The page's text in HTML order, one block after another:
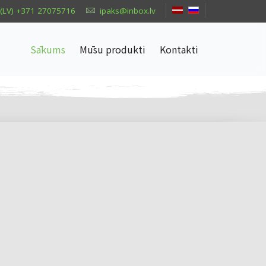
(LV) +371 27075716 ipaks@inbox.lv
Sākums Mūsu produkti Kontakti